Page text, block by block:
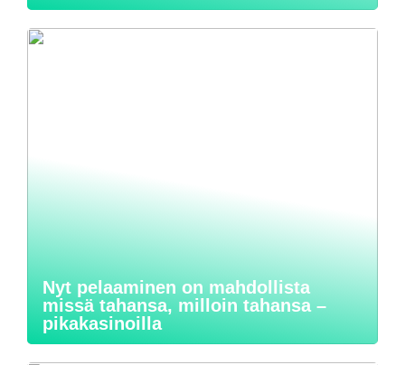
Nyt pelaaminen on mahdollista
missä tahansa, milloin tahansa –
pikakasinoilla